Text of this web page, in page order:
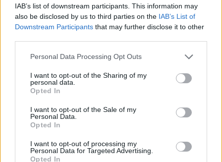
IAB’s list of downstream participants. This information may
also be disclosed by us to third parties on the IAB’s List of
Downstream Participants that may further disclose it to other
Please note that this website/app uses one or more Google
not limited to your visit or usage behaviour. You may click to
grant or deny consent to Google and its third-party tags to
use your data for below specified purposes in below Google
consent section.
Personal Data Processing Opt Outs
I want to opt-out of the Sharing of my
personal data.
Opted In
I want to opt-out of the Sale of my
Personal Data.
Opted In
I want to opt-out of processing my
Personal Data for Targeted Advertising.
Opted In
24 ÓRA TOVÁBBI HÍREI
24 óra